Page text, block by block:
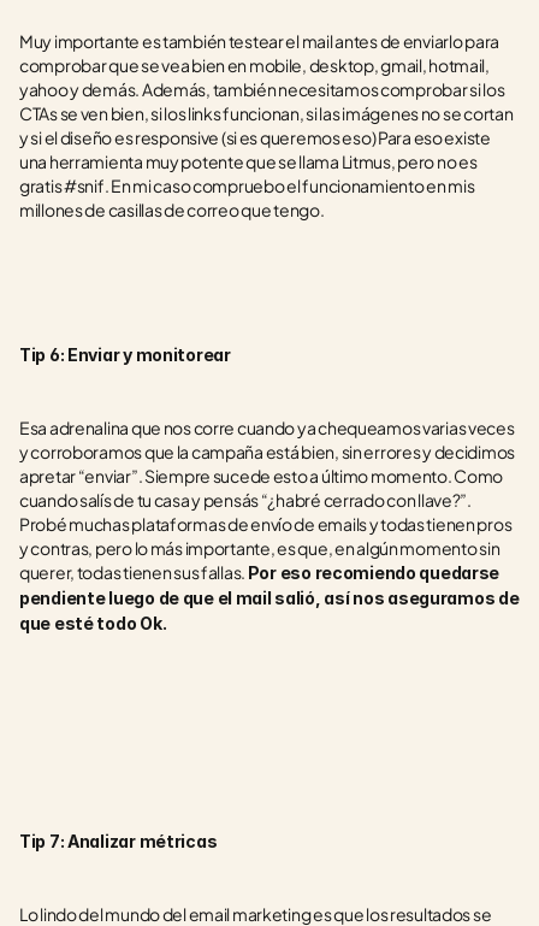
Muy importante es también testear el mail antes de enviarlo para
comprobar que se vea bien en mobile, desktop, gmail, hotmail,
yahoo y demás. Además, también necesitamos comprobar si los
CTAs se ven bien, si los links funcionan, si las imágenes no se cortan
y si el diseño es responsive (si es queremos eso) Para eso existe
una herramienta muy potente que se llama Litmus, pero no es
gratis #snif. En mi caso compruebo el funcionamiento en mis
millones de casillas de correo que tengo.
Tip 6: Enviar y monitorear
Esa adrenalina que nos corre cuando ya chequeamos varias veces
y corroboramos que la campaña está bien, sin errores y decidimos
apretar “enviar”. Siempre sucede esto a último momento. Como
cuando salís de tu casa y pensás “¿habré cerrado con llave?”.
Probé muchas plataformas de envío de emails y todas tienen pros
y contras, pero lo más importante, es que, en algún momento sin
querer, todas tienen sus fallas. Por eso recomiendo quedarse
pendiente luego de que el mail salió, así nos aseguramos de
que esté todo Ok.
Tip 7: Analizar métricas
Lo lindo del mundo del email marketing es que los resultados se